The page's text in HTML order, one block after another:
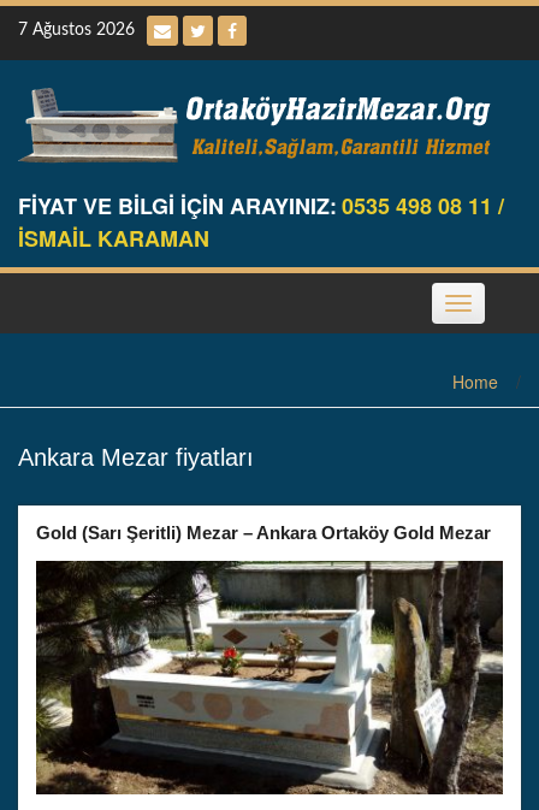
Skip
content
7 Ağustos 2026
FİYAT VE BİLGİ İÇİN ARAYINIZ:0535 498 08 11 /
İSMAİL KARAMAN
Toggle
navigation
Home /
Ankara Mezar fiyatları
Gold (Sarı Şeritli) Mezar – Ankara Ortaköy Gold Mezar